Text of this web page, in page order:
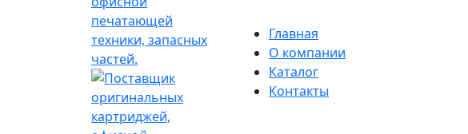
Главная
О компании
Каталог
Контакты